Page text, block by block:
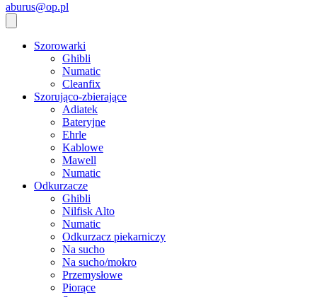
aburus@op.pl
Szorowarki
Ghibli
Numatic
Cleanfix
Szorująco-zbierające
Adiatek
Bateryjne
Ehrle
Kablowe
Mawell
Numatic
Odkurzacze
Ghibli
Nilfisk Alto
Numatic
Odkurzacz piekarniczy
Na sucho
Na sucho/mokro
Przemysłowe
Piorące